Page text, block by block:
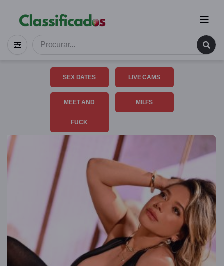
SEX DATES LIVE CAMS
MEET AND
FUCK
MILFS